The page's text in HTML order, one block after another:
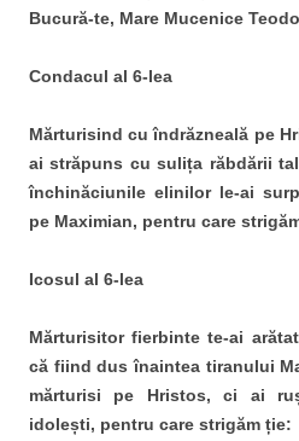
Bucură-te, Mare Mucenice
Condacul al 6-lea
Mărturisind cu îndrăzneală pe
ai străpuns cu sulița răbdării
închinăciunile elinilor le-ai
pe Maximian, pentru care
Icosul al 6-lea
Mărturisitor fierbinte te-ai
că fiind dus înaintea tiranului
mărturisi pe Hristos, ci ai
idolești, pentru care strigăm ție: